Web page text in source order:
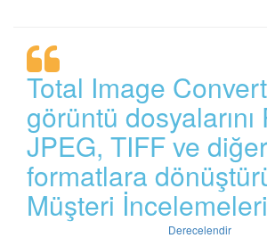
Total Image
görüntü dosyalarını
JPEG, TIFF ve diğer
formatlara
Müşteri
Derecelendir